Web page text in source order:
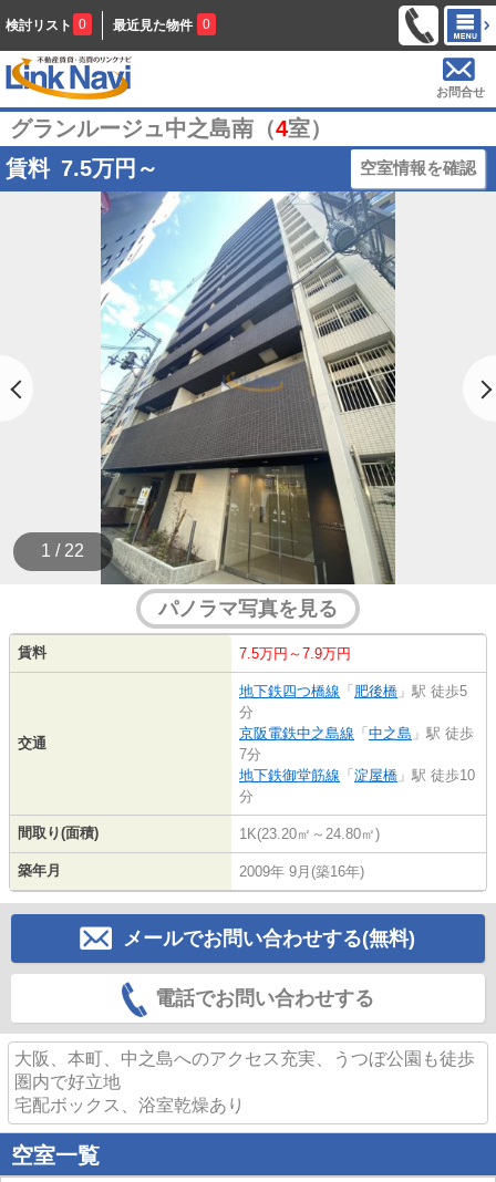
検討リスト 0 最近見た物件 0
お問合せ
グランルージュ中之島南（4室）
賃料 7.5万円～ 空室情報を確認
1 / 22
パノラマ写真を見る
賃料 7.5万円～7.9万円
交通
地下鉄四つ橋線 「 肥後橋 」駅 徒歩5
分
京阪電鉄中之島線 「 中之島 」駅 徒歩
7分
地下鉄御堂筋線 「 淀屋橋 」駅 徒歩10
分
間取り(面積) 1K(23.20㎡～24.80㎡)
築年月 2009年 9月(築16年)
メールでお問い合わせする(無料)
電話でお問い合わせする
大阪、本町、中之島へのアクセス充実、うつぼ公園も徒歩
圏内で好立地
宅配ボックス、浴室乾燥あり
空室一覧